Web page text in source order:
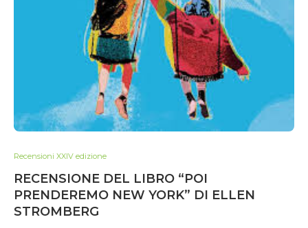
Recensioni XXIV edizione
RECENSIONE DEL LIBRO “POI
PRENDEREMO NEW YORK” DI ELLEN
STROMBERG